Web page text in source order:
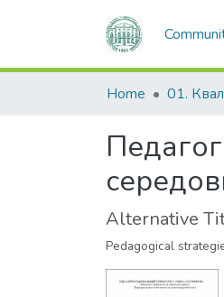
Home
Alternative
Pedagogical